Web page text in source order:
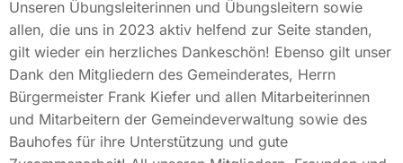
Unseren Übungsleiterinnen und Übungsleitern sowie
allen, die uns in 2023 aktiv helfend zur Seite standen,
gilt wieder ein herzliches Dankeschön! Ebenso gilt unser
Dank den Mitgliedern des Gemeinderates, Herrn
Bürgermeister Frank Kiefer und allen Mitarbeiterinnen
und Mitarbeitern der Gemeindeverwaltung sowie des
Bauhofes für ihre Unterstützung und gute